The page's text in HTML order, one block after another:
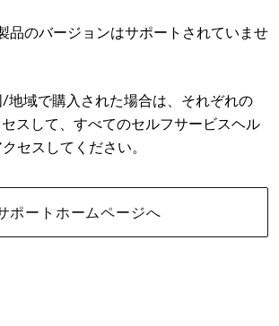
品のバージョンはサポートされていませ
地域で購入された場合は、それぞれの
スして、すべてのセルフサービスヘル
セスしてください。
ポートホームページへ